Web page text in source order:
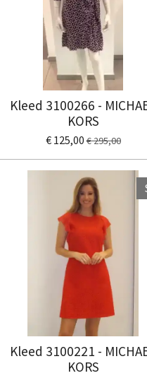
Kleed 3100266 -
KORS
€ 125,00 € 295,00
Kleed 3100221 -
KORS